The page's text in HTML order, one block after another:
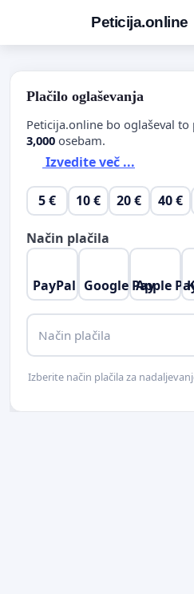
Peticija.online
Plačilo oglaševanja
Peticija.online bo oglaševal to
3,000 osebam.
Izvedite več ...
5 € 10 € 20 € 40 €
Način plačila
PayPal Google Pay
Apple
Način plačila
Izberite način plačila za